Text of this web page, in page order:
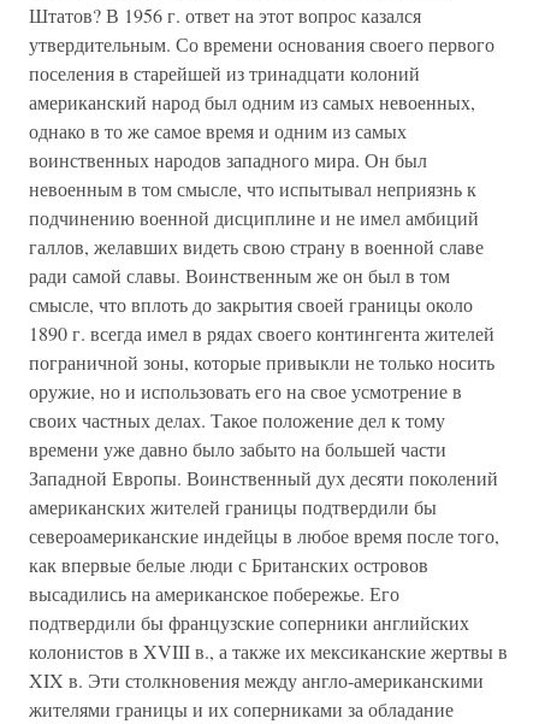
Штатов? В 1956 г. ответ на этот вопрос казался
утвердительным. Со времени основания своего первого
поселения в старейшей из тринадцати колоний
американский народ был одним из самых невоенных,
однако в то же самое время и одним из самых
воинственных народов западного мира. Он был
невоенным в том смысле, что испытывал неприязнь к
подчинению военной дисциплине и не имел амбиций
галлов, желавших видеть свою страну в военной славе
ради самой славы. Воинственным же он был в том
смысле, что вплоть до закрытия своей границы около
1890 г. всегда имел в рядах своего контингента жителей
пограничной зоны, которые привыкли не только носить
оружие, но и использовать его на свое усмотрение в
своих частных делах. Такое положение дел к тому
времени уже давно было забыто на большей части
Западной Европы. Воинственный дух десяти поколений
американских жителей границы подтвердили бы
североамериканские индейцы в любое время после того,
как впервые белые люди с Британских островов
высадились на американское побережье. Его
подтвердили бы французские соперники английских
колонистов в XVIII в., а также их мексиканские жертвы в
XIX в. Эти столкновения между англо-американскими
жителями границы и их соперниками за обладание